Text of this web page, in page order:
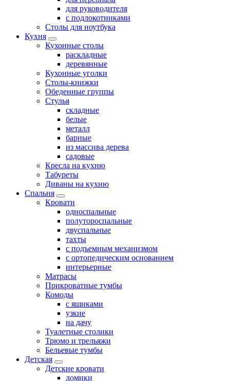
для руководителя
с подлокотниками
Столы для ноутбука
Кухня
Кухонные столы
раскладные
деревянные
Кухонные уголки
Столы-книжки
Обеденные группы
Стулья
складные
белые
металл
барные
из массива дерева
садовые
Кресла на кухню
Табуреты
Диваны на кухню
Спальня
Кровати
односпальные
полутороспальные
двуспальные
тахты
с подъемным механизмом
с ортопедическим основанием
интерьерные
Матрасы
Прикроватные тумбы
Комоды
с ящиками
узкие
на дачу
Туалетные столики
Трюмо и трельяжи
Бельевые тумбы
Детская
Детские кровати
домики